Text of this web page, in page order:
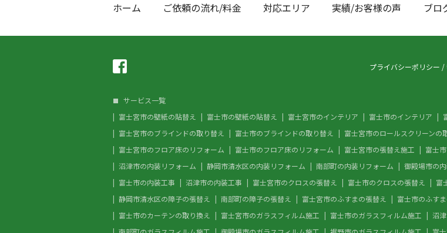
ホーム ご依頼の流れ/料金 対応エリア 実績/お客様の声 ブロ
プライバシーポリシー /
サービス一覧
富士宮市の壁紙の貼替え
富士市の壁紙の貼替え 富士宮市のインテリア 富士市のインテリア
富士宮市のブラインドの取り替え
富士市のブラインドの取り替え 富士宮市のロールスクリーンの
富士宮市のフロア床のリフォーム
富士市のフロア床のリフォーム 富士宮市の張替え施工 富士
沼津市の内装リフォーム
静岡市清水区の内装リフォーム 南部町の内装リフォーム 御殿場市の
富士市の内装工事
沼津市の内装工事 富士宮市のクロスの張替え 富士市のクロスの張替え 富
静岡市清水区の障子の張替え
南部町の障子の張替え 富士宮市のふすまの張替え 富士市のふす
富士市のカーテンの取り換え
富士宮市のガラスフィルム施工 富士市のガラスフィルム施工 沼